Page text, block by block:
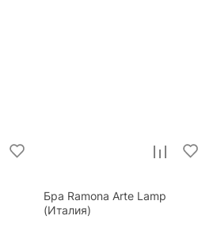
Бра Ramona Arte Lamp
(Италия)